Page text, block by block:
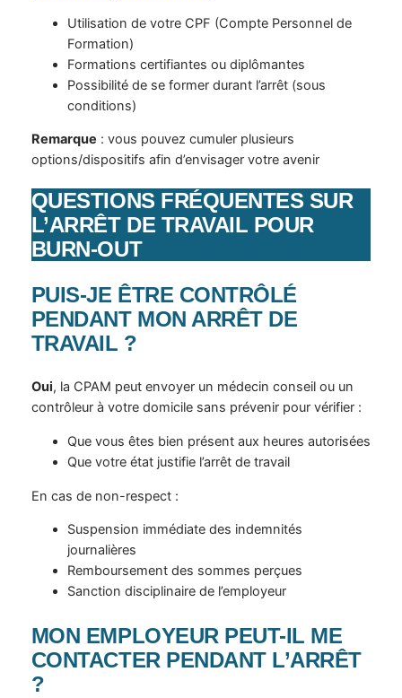
Utilisation de votre CPF (Compte Personnel de
Formation)
Formations certifiantes ou diplômantes
Possibilité de se former durant l’arrêt (sous
conditions)
Remarque : vous pouvez cumuler plusieurs
options/dispositifs afin d’envisager votre avenir
QUESTIONS FRÉQUENTES SUR
L’ARRÊT DE TRAVAIL POUR
BURN-OUT
PUIS-JE ÊTRE CONTRÔLÉ
PENDANT MON ARRÊT DE
TRAVAIL ?
Oui, la CPAM peut envoyer un médecin conseil ou un
contrôleur à votre domicile sans prévenir pour vérifier :
Que vous êtes bien présent aux heures autorisées
Que votre état justifie l’arrêt de travail
En cas de non-respect :
Suspension immédiate des indemnités
journalières
Remboursement des sommes perçues
Sanction disciplinaire de l’employeur
MON EMPLOYEUR PEUT-IL ME
CONTACTER PENDANT L’ARRÊT
?